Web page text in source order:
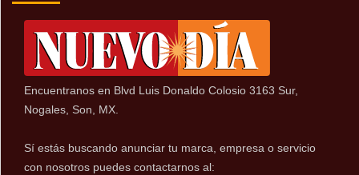
Encuentranos en Blvd Luis Donaldo Colosio 3163 Sur,
Nogales, Son, MX.
Sí estás buscando anunciar tu marca, empresa o servicio
con nosotros puedes contactarnos al: